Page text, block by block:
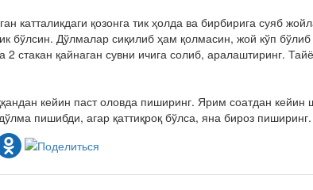
катталикдаги қозонга тик ҳолда ва бирбирига суяб
бўлсин. Дўлмалар сиқилиб ҳам қолмасин, жой кўп
2 стакан қайнаган сувни ичига солиб, аралаштиринг.
кейин паст оловда пиширинг. Ярим соатдан кейин
пишибди, агар қаттиқроқ бўлса, яна бироз пиширинг.